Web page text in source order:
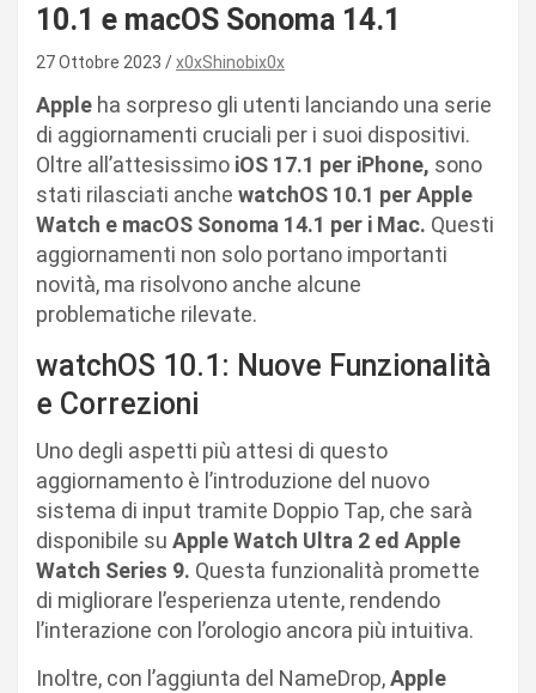
10.1 e macOS Sonoma 14.1
27 Ottobre 2023 x0xShinobix0x
Apple ha sorpreso gli utenti lanciando una serie
di aggiornamenti cruciali per i suoi dispositivi.
Oltre all’attesissimo iOS 17.1 per iPhone, sono
stati rilasciati anche watchOS 10.1 per Apple
Watch e macOS Sonoma 14.1 per i Mac. Questi
aggiornamenti non solo portano importanti
novità, ma risolvono anche alcune
problematiche rilevate.
watchOS 10.1: Nuove Funzionalità
e Correzioni
Uno degli aspetti più attesi di questo
aggiornamento è l’introduzione del nuovo
sistema di input tramite Doppio Tap, che sarà
disponibile su Apple Watch Ultra 2 ed Apple
Watch Series 9. Questa funzionalità promette
di migliorare l’esperienza utente, rendendo
l’interazione con l’orologio ancora più intuitiva.
Inoltre, con l’aggiunta del NameDrop,Apple